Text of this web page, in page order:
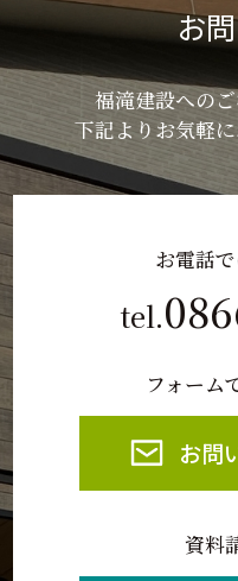
お
福滝建設への
下記よりお気軽
お電話
tel.
フォーム
お問
資料